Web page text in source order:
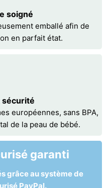
soigné
emballé afin de
en parfait état.
sécurité
européennes, sans BPA,
de la peau de bébé.
garanti
grâce au système de
PayPal.